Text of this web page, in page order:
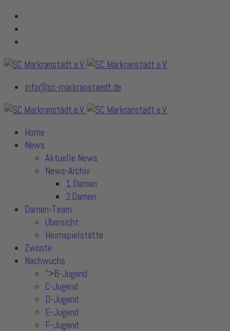
info@sc-markranstaedt.de
Home
News
Aktuelle News
News-Archiv
1.Damen
2.Damen
Damen-Team
Übersicht
Heimspielstätte
Zwoote
Nachwuchs
">B-Jugend
C-Jugend
D-Jugend
E-Jugend
F-Jugend